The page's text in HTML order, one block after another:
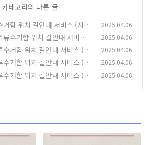
테고리의 다른 글
거함 위치 길안내 서비스 (지도
2025.04.06
류수거함 위치 길안내 서비스
(0)
2025.04.06
수거함 위치 길안내 서비스 (지
2025.04.06
수거함 위치 길안내 서비스 (지
2025.04.06
수거함 위치 길안내 서비스 (지
2025.04.06